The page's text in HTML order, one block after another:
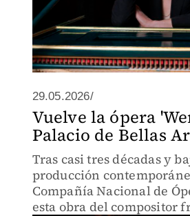
29.05.2026/
Vuelve la ópera
Palacio de Bellas
Tras casi tres décadas y
producción
Compañía Nacional de
esta obra del compositor